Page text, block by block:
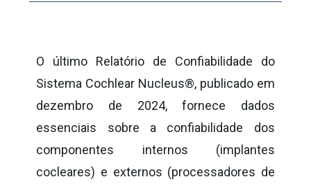
O último Relatório de Confiabilidade do
Sistema Cochlear Nucleus®, publicado em
dezembro de 2024, fornece dados
essenciais sobre a confiabilidade dos
componentes internos (implantes
cocleares) e externos (processadores de